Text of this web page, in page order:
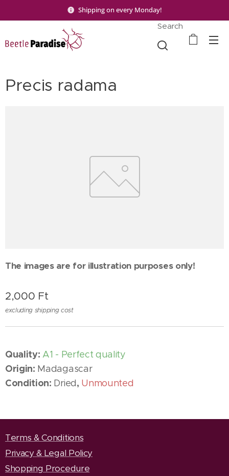
Shipping on every Monday!
Search
Precis radama
The images are for illustration purposes only!
2,000 Ft
excluding shipping cost
Quality: A1 - Perfect quality
Origin: Madagascar
Condition: Dried, Unmounted
Terms & Conditions
Privacy & Legal Policy
Shopping Procedure